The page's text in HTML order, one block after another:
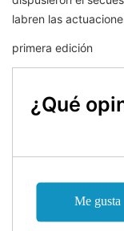
labren las
primera edición
¿Qué